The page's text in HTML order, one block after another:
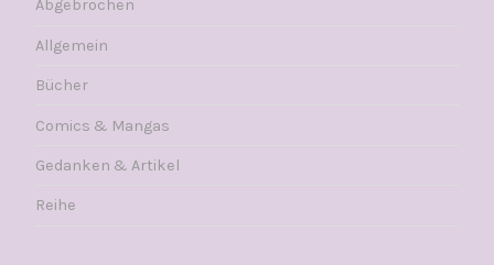
Abgebrochen
Allgemein
Bücher
Comics & Mangas
Gedanken & Artikel
Reihe